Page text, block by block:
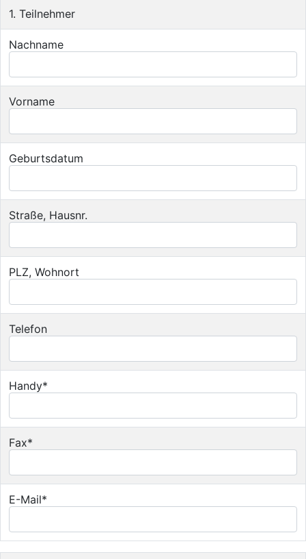
1. Teilnehmer
Nachname
Vorname
Geburtsdatum
Straße, Hausnr.
PLZ, Wohnort
Telefon
Handy*
Fax*
E-Mail*